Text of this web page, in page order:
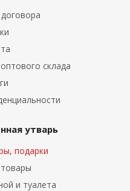
склада
утварь
подарки
и туалета